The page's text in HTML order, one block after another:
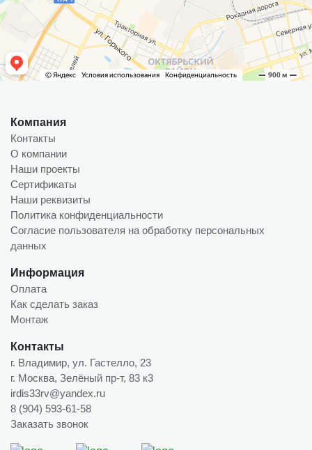
Компания
Контакты
О компании
Наши проекты
Сертификаты
Наши реквизиты
Политика конфиденциальности
Согласие пользователя на обработку персональных
данных
Информация
Оплата
Как сделать заказ
Монтаж
Контакты
г. Владимир, ул. Гастелло, 23
г. Москва, Зелёный пр-т, 83 к3
irdis33rv@yandex.ru
8 (904) 593-61-58
Заказать звонок